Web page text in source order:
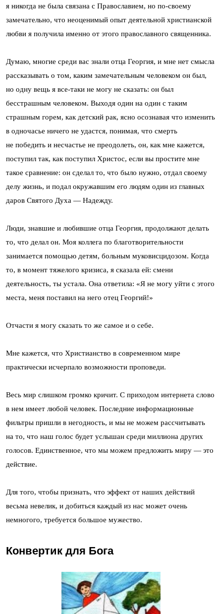
я никогда не была связана с Православием, но по-своему
замечательно, что неоценимый опыт деятельной христианской
любви я получила именно от этого православного священника.
Думаю, многие среди вас знали отца Георгия, и мне нет смысла
рассказывать о том, каким замечательным человеком он был,
но одну вещь я все-таки не могу не сказать: он был
бесстрашным человеком. Выходя один на один с таким
страшным горем, как детский рак, ясно осознавая что изменить
в одночасье ничего не удастся, понимая, что смерть
не победить и несчастье не преодолеть, он, как мне кажется,
поступил так, как поступил Христос, если вы простите мне
такое сравнение: он сделал то, что было нужно, отдал своему
делу жизнь, и подал окружавшим его людям один из главных
даров Святого Духа — Надежду.
Люди, знавшие и любившие отца Георгия, продолжают делать
то, что делал он. Моя коллега по благотворительности
занимается помощью детям, больным муковисцидозом. Когда
то, в момент тяжелого кризиса, я сказала ей: смени
деятельность, ты устала. Она ответила: «Я не могу уйти с этого
места, меня поставил на него отец Георгий!»
Отчасти я могу сказать то же самое и о себе.
Мне кажется, что Христианство в современном мире
практически исчерпало возможности проповеди.
Весь мир слишком громко кричит. С приходом интернета слово
в нем имеет любой человек. Последние информационные
фильтры пришли в негодность, и мы не можем рассчитывать
на то, что наш голос будет услышан среди миллиона других
голосов. Единственное, что мы можем предложить миру — это
действие.
Для того, чтобы признать, что эффект от наших действий
весьма невелик, и добиться каждый из нас может очень
немногого, требуется большое мужество.
Конвертик для Бога